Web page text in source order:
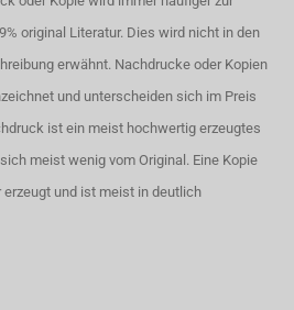
original Literatur. Dies wird nicht in den
erwähnt. Nachdrucke oder Kopien
und unterscheiden sich im Preis
ist ein meist hochwertig erzeugtes
meist wenig vom Original. Eine Kopie
und ist meist in deutlich